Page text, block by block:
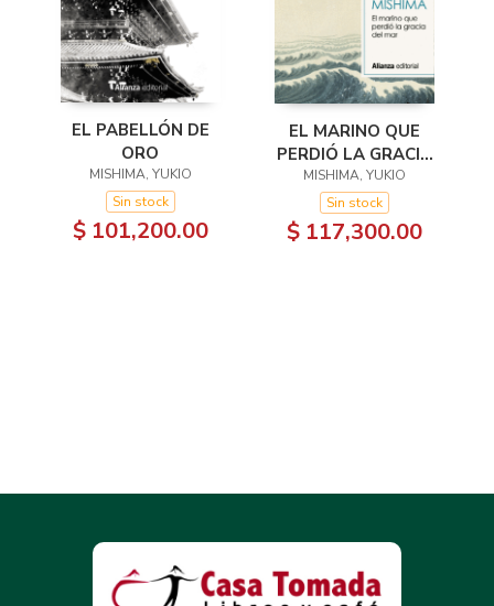
EL PABELLÓN DE
ORO
MISHIMA, YUKIO
Sin stock
$ 101,200.00
EL MARINO QUE
PERDIÓ LA GRACIA
DEL MAR
MISHIMA, YUKIO
Sin stock
$ 117,300.00